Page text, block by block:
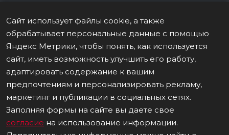
г. Москва, Варшавское ш., 28А, 1 этаж
ПОЛИТИКА В ОТНОШЕНИИ ОБРАБОТКИ ПЕРСОНАЛЬНЫХ
ДАННЫХ
Данные о товаре на сайте носят информационный
Сайт использует файлы cookie, а также
обрабатывает персональные данные с помощью
Яндекс Метрики, чтобы понять, как используется
сайт, иметь возможность улучшить его работу,
адаптировать содержание к вашим
предпочтениям и персонализировать рекламу,
маркетинг и публикации в социальных сетях.
Заполняя формы на сайте вы даете свое
согласие на использование информации.